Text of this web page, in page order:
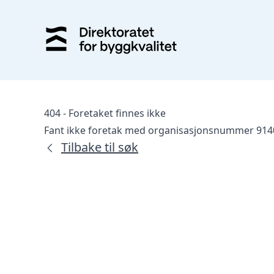
404 - Foretaket finnes ikke
Fant ikke foretak med organisasjonsnummer
Tilbake til søk